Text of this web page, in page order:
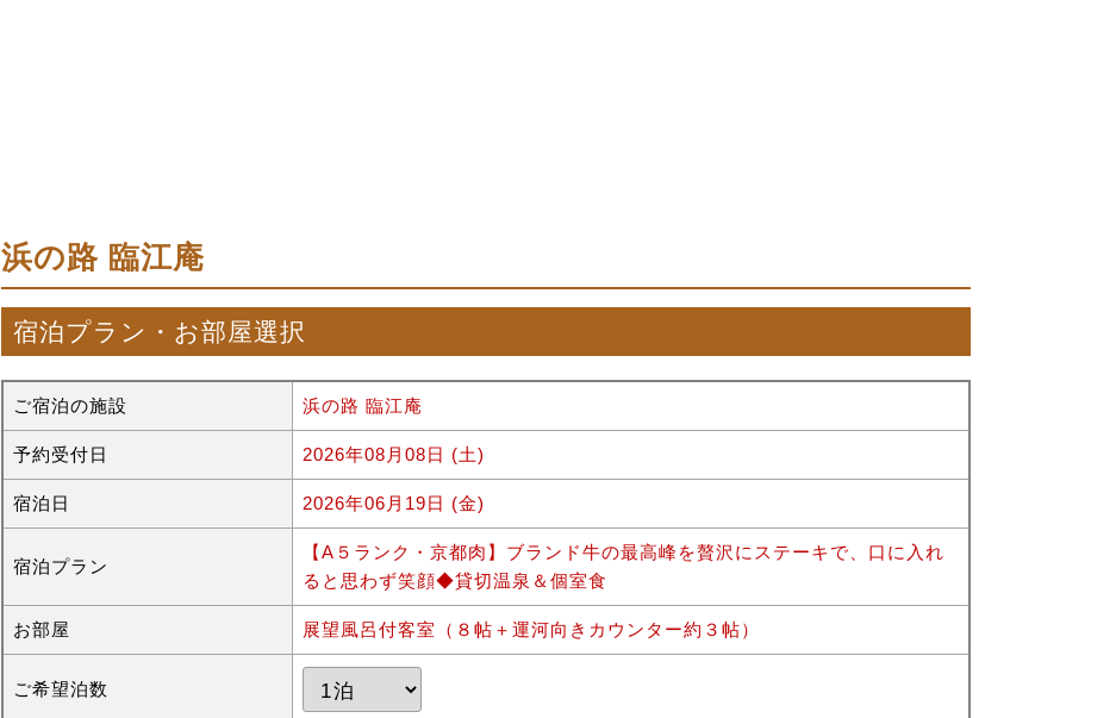
浜の路 臨江庵
宿泊プラン・お部屋選択
ご宿泊の施設 浜の路 臨江庵
予約受付日 2026年08月08日 (土)
宿泊日 2026年06月19日 (金)
宿泊プラン
【A５ランク・京都肉】ブランド牛の最高峰を贅沢にステーキで、口に入れ
ると思わず笑顔◆貸切温泉＆個室食
お部屋 展望風呂付客室（８帖＋運河向きカウンター約３帖）
ご希望泊数